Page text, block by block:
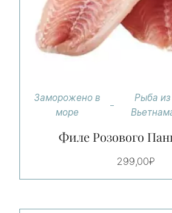
Заморожено в
море
Рыба из
Филе Розового
299,00₽